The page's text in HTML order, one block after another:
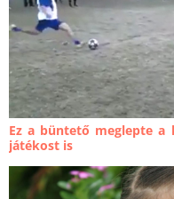
Ez a büntető meglepte
játékost is